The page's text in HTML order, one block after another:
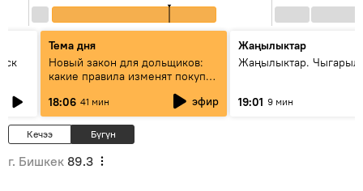
Тема дня
Новый закон для дольщиков:
какие правила изменят покупку
18:06 41 мин эфир
Жаңылыктар
Жаңылыктар.
19:01 9 мин
Кечээ Бүгүн
г. Бишкек 89.3